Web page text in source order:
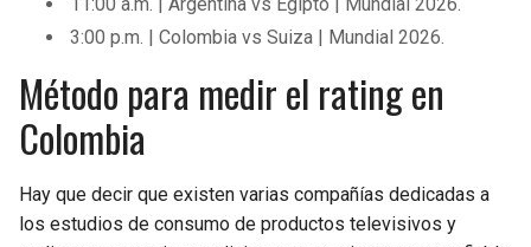
3:00 p.m. | Colombia vs Suiza | Mundial 2026.
Método para medir el rating en
Colombia
Hay que decir que existen varias compañías dedicadas a
los estudios de consumo de productos televisivos y